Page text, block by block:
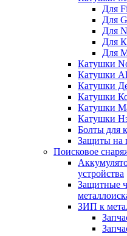
Для
Для
Для
Для
Для
Катушки
Катушки
Катушки
Катушки
Катушки
Катушки
Болты для
Защиты на
Поисковое
устройства
Защитные
ЗИП к